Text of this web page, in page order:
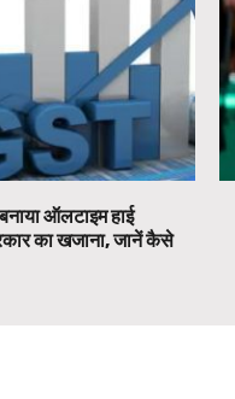
ऑलटाइम हाई
का खजाना, जानें कैसे